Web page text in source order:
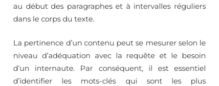
au début des paragraphes et à intervalles réguliers
dans le corps du texte.
La pertinence d’un contenu peut se mesurer selon le
niveau d’adéquation avec la requête et le besoin
d’un internaute. Par conséquent, il est essentiel
d’identifier les mots-clés qui sont les plus